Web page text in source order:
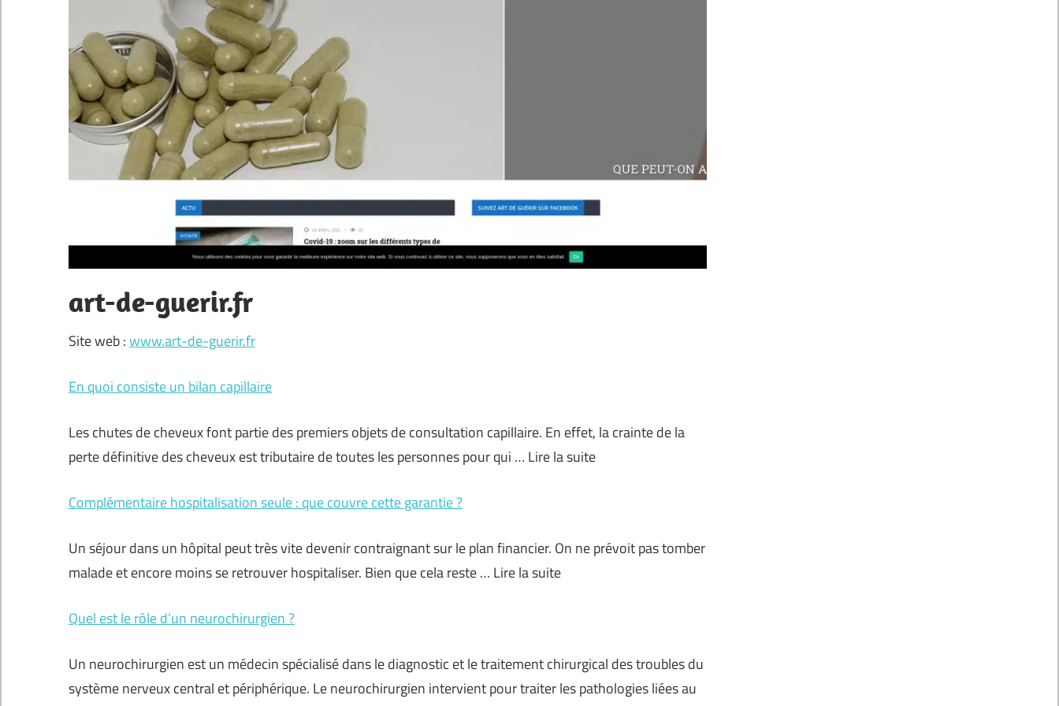
art-de-guerir.fr
Site web :www.art-de-guerir.fr
En quoi consiste un bilan capillaire
Les chutes de cheveux font partie des premiers objets de consultation capillaire. En effet, la crainte de la
perte définitive des cheveux est tributaire de toutes les personnes pour qui … Lire la suite
Complémentaire hospitalisation seule : que couvre cette garantie ?
Un séjour dans un hôpital peut très vite devenir contraignant sur le plan financier. On ne prévoit pas tomber
malade et encore moins se retrouver hospitaliser. Bien que cela reste … Lire la suite
Quel est le rôle d’un neurochirurgien ?
Un neurochirurgien est un médecin spécialisé dans le diagnostic et le traitement chirurgical des troubles du
système nerveux central et périphérique. Le neurochirurgien intervient pour traiter les pathologies liées au